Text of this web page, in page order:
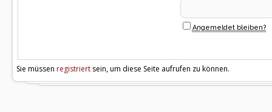
Angemeldet bleiben?
Sie müssen registriert sein, um diese Seite aufrufen zu können.